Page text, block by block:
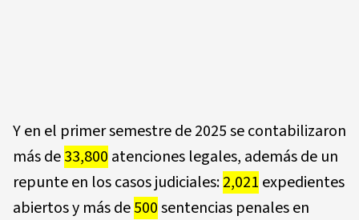
Y en el primer semestre de 2025 se contabilizaron
más de33,800 atenciones legales, además de un
repunte en los casos judiciales:2,021 expedientes
abiertos y más de500sentencias penales en